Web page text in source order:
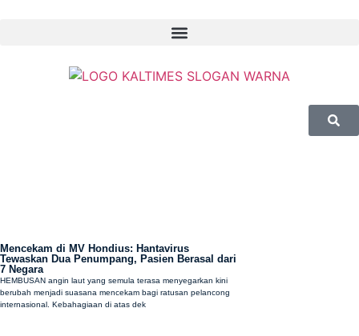
Mencekam di MV Hondius: Hantavirus
Tewaskan Dua Penumpang, Pasien Berasal dari
7 Negara
HEMBUSAN angin laut yang semula terasa menyegarkan kini
berubah menjadi suasana mencekam bagi ratusan pelancong
internasional. Kebahagiaan di atas dek